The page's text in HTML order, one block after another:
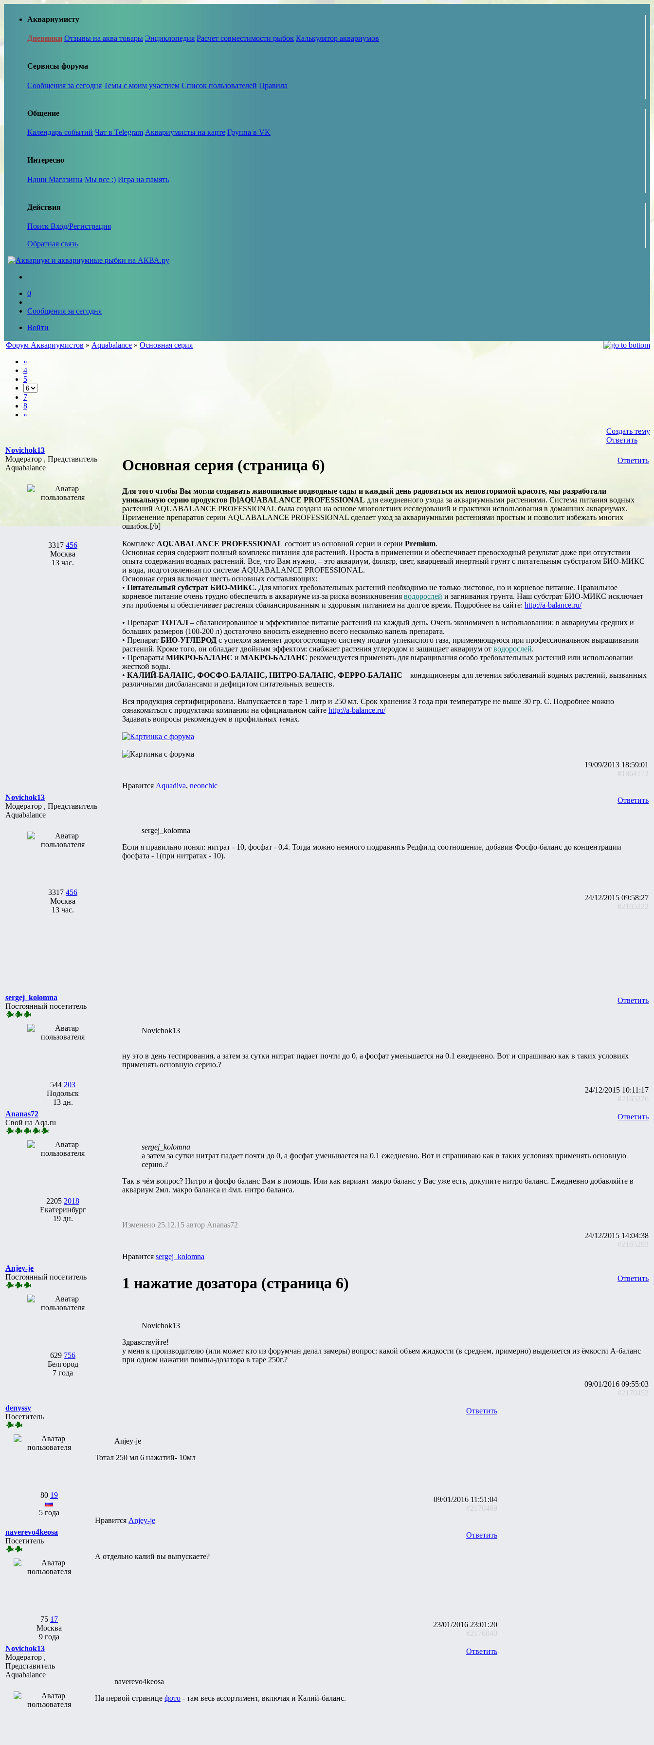
Аквариумисту
Дневники Отзывы на аква товары Энциклопедия Расчет совместимости рыбок Калькулятор аквариумов
Сервисы форума
Сообщения за сегодня Темы с моим участием Список пользователей Правила
Общение
Календарь событий Чат в Telegram Аквариумисты на карте Группа в VK
Интересно
Наши Магазины Мы все :) Игра на память
Действия
Поиск Вход/Регистрация
Обратная связь
0
Сообщения за сегодня
Войти
Форум Аквариумистов » Aquabalance » Основная серия
«
4
5
7
8
»
Создать тему
Ответить
Novichok13
Модератор , Представитель
Aquabalance
3317 456
Москва
13 час.
Ответить
Основная серия (страница 6)
Для того чтобы Вы могли создавать живописные подводные сады и каждый день радоваться их неповторимой красоте, мы разработали
уникальную серию продуктов [b]AQUABALANCE PROFESSIONAL для ежедневного ухода за аквариумными растениями. Система питания водных
растений AQUABALANCE PROFESSIONAL была создана на основе многолетних исследований и практики использования в домашних аквариумах.
Применение препаратов серии AQUABALANCE PROFESSIONAL сделает уход за аквариумными растениями простым и позволит избежать многих
ошибок.[/b]
Комплекс AQUABALANCE PROFESSIONAL состоит из основной серии и серии Premium.
Основная серия содержит полный комплекс питания для растений. Проста в применении и обеспечивает превосходный результат даже при отсутствии
опыта содержания водных растений. Все, что Вам нужно, – это аквариум, фильтр, свет, кварцевый инертный грунт с питательным субстратом БИО-МИКС
и вода, подготовленная по системе AQUABALANCE PROFESSIONAL.
Основная серия включает шесть основных составляющих:
• Питательный субстрат БИО-МИКС. Для многих требовательных растений необходимо не только листовое, но и корневое питание. Правильное
корневое питание очень трудно обеспечить в аквариуме из-за риска возникновения водорослей и загнивания грунта. Наш субстрат БИО-МИКС исключает
эти проблемы и обеспечивает растения сбалансированным и здоровым питанием на долгое время. Подробнее на сайте: http://a-balance.ru/
• Препарат ТОТАЛ – сбалансированное и эффективное питание растений на каждый день. Очень экономичен в использовании: в аквариумы средних и
больших размеров (100-200 л) достаточно вносить ежедневно всего несколько капель препарата.
• Препарат БИО-УГЛЕРОД с успехом заменяет дорогостоящую систему подачи углекислого газа, применяющуюся при профессиональном выращивании
растений. Кроме того, он обладает двойным эффектом: снабжает растения углеродом и защищает аквариум от водорослей.
• Препараты МИКРО-БАЛАНС и МАКРО-БАЛАНС рекомендуется применять для выращивания особо требовательных растений или использовании
жесткой воды.
• КАЛИЙ-БАЛАНС, ФОСФО-БАЛАНС, НИТРО-БАЛАНС, ФЕРРО-БАЛАНС – кондиционеры для лечения заболеваний водных растений, вызванных
различными дисбалансами и дефицитом питательных веществ.
Вся продукция сертифицирована. Выпускается в таре 1 литр и 250 мл. Срок хранения 3 года при температуре не выше 30 гр. С. Подробнее можно
ознакомиться с продуктами компании на официальном сайте http://a-balance.ru/
Задавать вопросы рекомендуем в профильных темах.
19/09/2013 18:59:01
#1864173
Нравится Aquadiva, neonchic
Novichok13
Модератор , Представитель
Aquabalance
3317 456
Москва
13 час.
Ответить
sergej_kolomna
Если я правильно понял: нитрат - 10, фосфат - 0,4. Тогда можно немного подравнять Редфилд соотношение, добавив Фосфо-баланс до концентрации
фосфата - 1(при нитратах - 10).
24/12/2015 09:58:27
#2165222
sergej_kolomna
Постоянный посетитель
544 203
Подольск
13 дн.
Ответить
Novichok13
ну это в день тестирования, а затем за сутки нитрат падает почти до 0, а фосфат уменьшается на 0.1 ежедневно. Вот и спрашиваю как в таких условиях
применять основную серию.?
24/12/2015 10:11:17
#2165226
Ananas72
Свой на Aqa.ru
2205 2018
Екатеринбург
19 дн.
Ответить
sergej_kolomna
а затем за сутки нитрат падает почти до 0, а фосфат уменьшается на 0.1 ежедневно. Вот и спрашиваю как в таких условиях применять основную
серию.?
Так в чём вопрос? Нитро и фосфо баланс Вам в помощь. Или как вариант макро баланс у Вас уже есть, докупите нитро баланс. Ежедневно добавляйте в
аквариум 2мл. макро баланса и 4мл. нитро баланса.
Изменено 25.12.15 автор Ananas72
24/12/2015 14:04:38
#2165293
Нравится sergej_kolomna
Anjey-je
Постоянный посетитель
629 756
Белгород
7 года
Ответить
1 нажатие дозатора (страница 6)
Novichok13
Здравствуйте!
у меня к производителю (или может кто из форумчан делал замеры) вопрос: какой объем жидкости (в среднем, примерно) выделяется из ёмкости А-баланс
при одном нажатии помпы-дозатора в таре 250г.?
09/01/2016 09:55:03
#2170452
denyssy
Посетитель
80 19
5 года
Ответить
Anjey-je
Тотал 250 мл 6 нажатий- 10мл
09/01/2016 11:51:04
#2170469
Нравится Anjey-je
naverevo4keosa
Посетитель
75 17
Москва
9 года
Ответить
А отдельно калий вы выпускаете?
23/01/2016 23:01:20
#2176040
Novichok13
Модератор ,
Представитель
Aquabalance
Ответить
naverevo4keosa
На первой странице фото - там весь ассортимент, включая и Калий-баланс.